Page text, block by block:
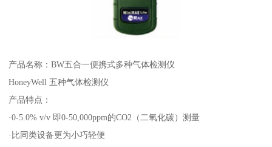
产品名称：BW五合一便携式多种气体检测仪
HoneyWell 五种气体检测仪
产品特点：
·0-5.0% v/v 即0-50,000ppm的CO2（二氧化碳）测量
·比同类设备更为小巧轻便